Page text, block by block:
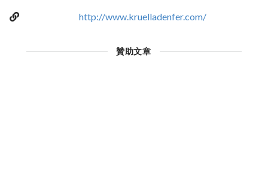
http://www.kruelladenfer.com/
贊助文章